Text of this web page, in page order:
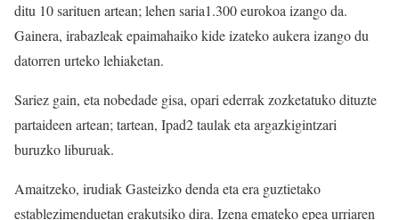
ditu 10 sarituen artean; lehen saria1.300 eurokoa izango da.
Gainera, irabazleak epaimahaiko kide izateko aukera izango du
datorren urteko lehiaketan.
Sariez gain, eta nobedade gisa, opari ederrak zozketatuko dituzte
partaideen artean; tartean, Ipad2 taulak eta argazkigintzari
buruzko liburuak.
Amaitzeko, irudiak Gasteizko denda eta era guztietako
establezimenduetan erakutsiko dira. Izena emateko epea urriaren